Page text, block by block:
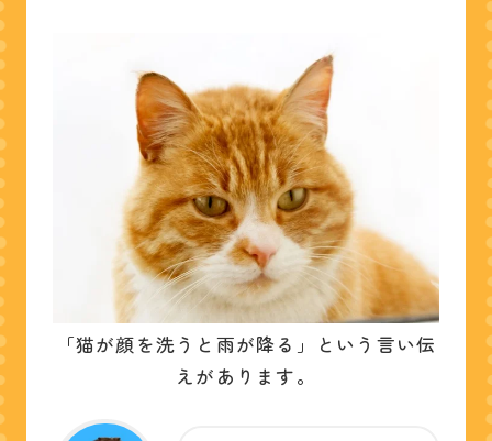
「猫が顔を洗うと雨が降る」という言い伝
えがあります。